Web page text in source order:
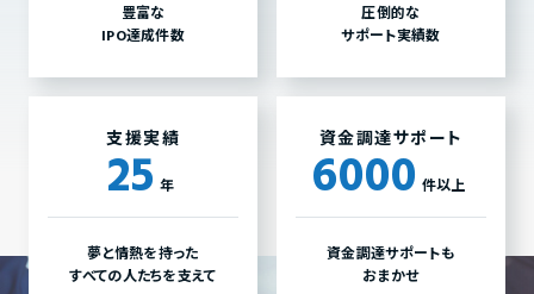
豊富な
IPO達成件数
圧倒的な
サポート実績数
支援実績
25 年
夢と情熱を持った
すべての人たちを支えて
資金調達サポート
6000 件以上
資金調達サポートも
おまかせ